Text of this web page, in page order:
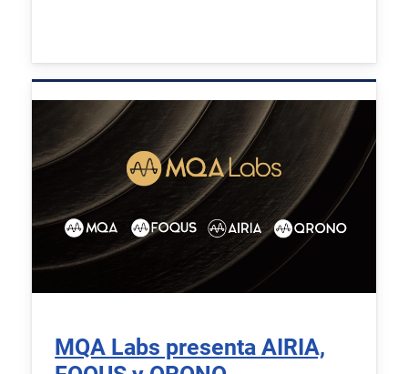
MQA Labs presenta AIRIA,